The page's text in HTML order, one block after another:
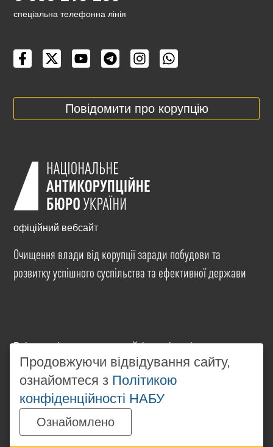
cпеціальна телефонна лінія
Повідомити про корупцію
офіційний вебсайт
Очищення влади від корупції заради побудови та
розвитку успішного суспільства та ефективної держави
Всі матеріали на цьому сайті розміщені на умовах
ліцензіїCreative Commons Attribution-NonCommercial-
NoDerivatives 4.0 International. Використання будь-
яких матеріалів, розміщених на сайті, дозволяється
за умови посилання наwww.nabu.gov.ua
незалежності від повного або часткового
використання матеріалів.
Продовжуючи відвідування сайту,
ознайомтеся з Політикою
конфіденційності НАБУ
Ознайомлено